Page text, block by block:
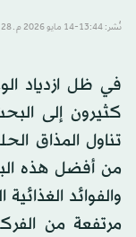
نُشر: 13:44-14 مايو 2026 م ـ 28 ذو القِعدة 1447 هـ
في ظل ازدياد
كثيرون إلى
تناول المذاق
من أفضل هذه
والفوائد
مرتفعة من